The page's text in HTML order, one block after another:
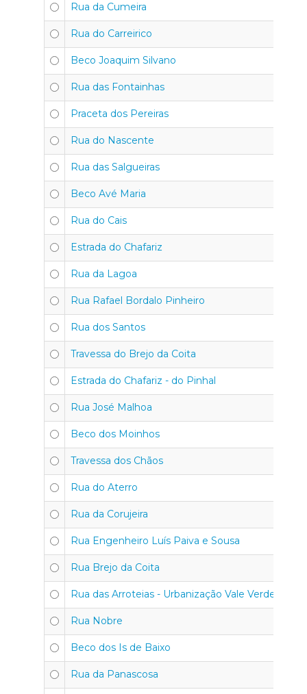
Rua da Cumeira
Rua do Carreirico
Beco Joaquim Silvano
Rua das Fontainhas
Praceta dos Pereiras
Rua do Nascente
Rua das Salgueiras
Beco Avé Maria
Rua do Cais
Estrada do Chafariz
Rua da Lagoa
Rua Rafael Bordalo Pinheiro
Rua dos Santos
Travessa do Brejo da Coita
Estrada do Chafariz - do Pinhal
Rua José Malhoa
Beco dos Moinhos
Travessa dos Chãos
Rua do Aterro
Rua da Corujeira
Rua Engenheiro Luís Paiva e Sousa
Rua Brejo da Coita
Rua das Arroteias - Urbanização Vale Verde
Rua Nobre
Beco dos Is de Baixo
Rua da Panascosa